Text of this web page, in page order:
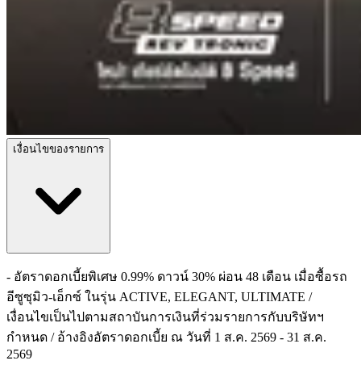
เงื่อนไขของรายการ
- อัตราดอกเบี้ยพิเศษ 0.99% ดาวน์ 30% ผ่อน 48 เดือน เมื่อซื้อรถ
อีซูซุมิว-เอ็กซ์ ในรุ่น ACTIVE, ELEGANT, ULTIMATE /
เงื่อนไขเป็นไปตามสถาบันการเงินที่ร่วมรายการกับบริษัทฯ
กำหนด / อ้างอิงอัตราดอกเบี้ย ณ วันที่ 1 ส.ค. 2569 - 31 ส.ค.
2569